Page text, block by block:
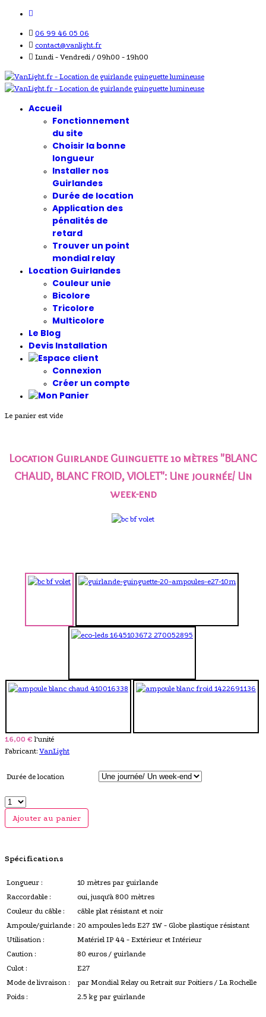
06 99 46 05 06
contact@vanlight.fr
Lundi - Vendredi / 09h00 - 19h00
Accueil
Fonctionnement
du site
Choisir la bonne
longueur
Installer nos
Guirlandes
Durée de location
Application des
pénalités de
retard
Trouver un point
mondial relay
Location Guirlandes
Couleur unie
Bicolore
Tricolore
Multicolore
Le Blog
Devis Installation
Connexion
Créer un compte
Le panier est vide
Location Guirlande Guinguette 10 mètres "BLANC
CHAUD, BLANC FROID, VIOLET": Une journée/ Un
week-end
16,00 € l'unité
Fabricant: VanLight
Durée de location
Ajouter au panier
Spécifications
Longueur :
10 mètres par guirlande
Raccordable :
oui, jusqu'à 800 mètres
Couleur du câble :
câble plat résistant et noir
Ampoule/guirlande : 20 ampoules leds E27 1W - Globe plastique résistant
Utilisation :
Matériel IP 44 - Extérieur et Intérieur
Caution :
80 euros / guirlande
Culot :
E27
Mode de livraison :
par Mondial Relay ou Retrait sur Poitiers / La Rochelle
Poids :
2.5 kg par guirlande